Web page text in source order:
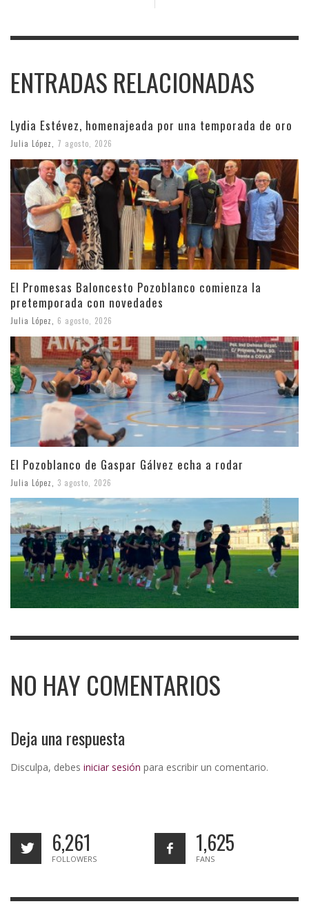
ENTRADAS RELACIONADAS
Lydia Estévez, homenajeada por una temporada de oro
Julia López 7 agosto, 2026
El Promesas Baloncesto Pozoblanco comienza la
pretemporada con novedades
Julia López 6 agosto, 2026
El Pozoblanco de Gaspar Gálvez echa a rodar
Julia López 3 agosto, 2026
NO HAY COMENTARIOS
Deja una respuesta
Disculpa, debes iniciar sesión para escribir un comentario.
6,261
FOLLOWERS
1,625
FANS